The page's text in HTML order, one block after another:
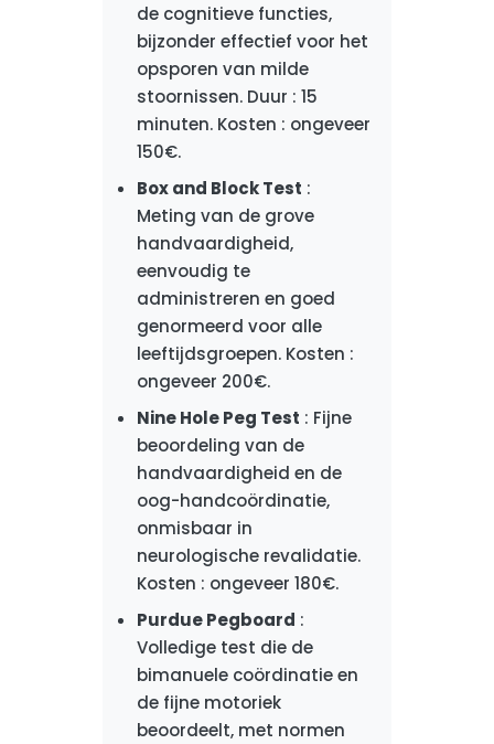
de cognitieve functies,
bijzonder effectief voor het
opsporen van milde
stoornissen. Duur : 15
minuten. Kosten : ongeveer
150€.
Box and Block Test :
Meting van de grove
handvaardigheid,
eenvoudig te
administreren en goed
genormeerd voor alle
leeftijdsgroepen. Kosten :
ongeveer 200€.
Nine Hole Peg Test : Fijne
beoordeling van de
handvaardigheid en de
oog-handcoördinatie,
onmisbaar in
neurologische revalidatie.
Kosten : ongeveer 180€.
Purdue Pegboard :
Volledige test die de
bimanuele coördinatie en
de fijne motoriek
beoordeelt, met normen